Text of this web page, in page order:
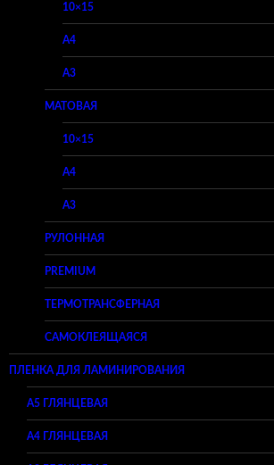
10×15
A4
A3
МАТОВАЯ
10×15
A4
A3
РУЛОННАЯ
PREMIUM
ТЕРМОТРАНСФЕРНАЯ
САМОКЛЕЯЩАЯСЯ
ПЛЕНКА ДЛЯ ЛАМИНИРОВАНИЯ
A5 ГЛЯНЦЕВАЯ
А4 ГЛЯНЦЕВАЯ